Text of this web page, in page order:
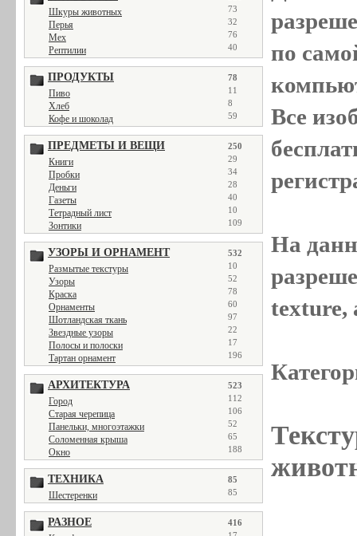
Шкуры животных 73
Перья 32
Мех 76
Рептилии 40
ПРОДУКТЫ 78
Пиво 11
Хлеб 8
Кофе и шоколад 59
ПРЕДМЕТЫ И ВЕЩИ 250
Книги 29
Пробки 34
Деньги 28
Газеты 40
Тетрадный лист 10
Зонтики 109
УЗОРЫ И ОРНАМЕНТ 532
Размытые текстуры 10
Узоры 52
Краска 78
Орнаменты 60
Шотландская ткань 97
Звездные узоры 22
Полосы и полоски 17
Тартан орнамент 196
АРХИТЕКТУРА 523
Город 112
Старая черепица 106
Панельки, многоэтажки 52
Соломенная крыша 65
Окно 188
ТЕХНИКА 85
Шестеренки 85
РАЗНОЕ 416
по
Все
На
texture,